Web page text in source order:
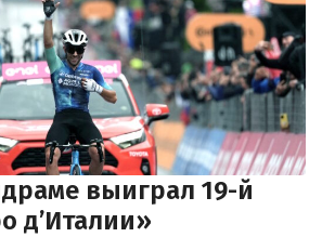
выиграл 19-й
д’Италии»